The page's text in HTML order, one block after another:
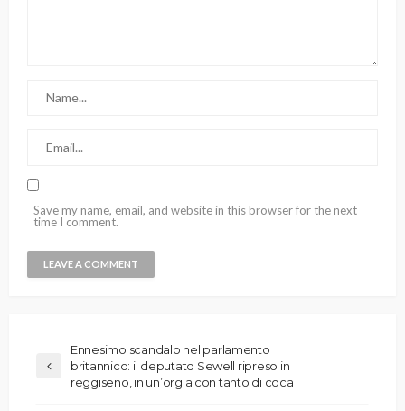
Save my name, email, and website in this browser for the next
time I comment.
Ennesimo scandalo nel parlamento
britannico: il deputato Sewell ripreso in
reggiseno, in un’orgia con tanto di coca